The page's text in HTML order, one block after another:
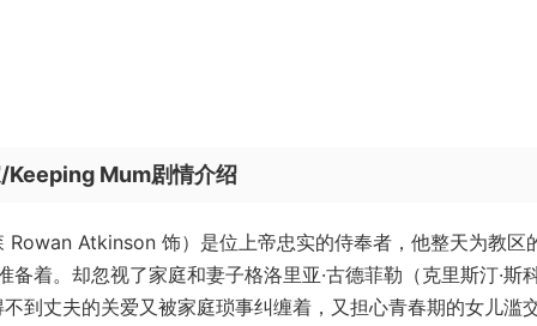
Keeping Mum剧情介绍
Rowan Atkinson 饰）是位上帝忠实的侍奉者，他整天为教区
着。却忽视了家庭和妻子格洛里亚·古德菲勒（克里斯汀·斯
到丈夫的关爱又被家庭琐事纠缠着，又担心青春期的女儿滥